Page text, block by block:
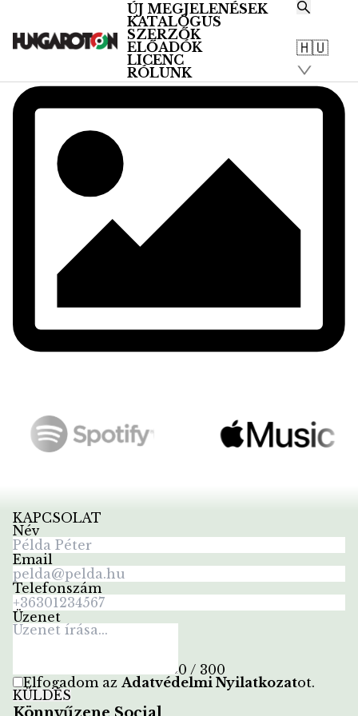
ÚJ MEGJELENÉSEK
KATALÓGUS
SZERZŐK
ELŐADÓK
LICENC
RÓLUNK
🇭🇺
KAPCSOLAT
Név
Email
Telefonszám
Üzenet
0 / 300
Elfogadom az Adatvédelmi Nyilatkozatot.
KÜLDÉS